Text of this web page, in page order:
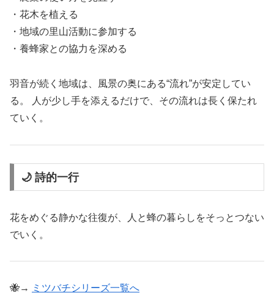
・花木を植える
・地域の里山活動に参加する
・養蜂家との協力を深める
羽音が続く地域は、風景の奥にある“流れ”が安定してい
る。 人が少し手を添えるだけで、その流れは長く保たれ
ていく。
🌙 詩的一行
花をめぐる静かな往復が、人と蜂の暮らしをそっとつない
でいく。
🐝→ ミツバチシリーズ一覧へ